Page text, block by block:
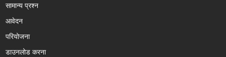
सामान्य प्रश्न
आवेदन
परियोजना
डाउनलोड करना